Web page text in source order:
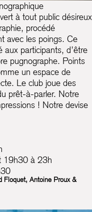
à tout public désireux
procédé
avec les poings. Ce
aux participants, d’être
pugnographe. Points
un espace de
Le club joue des
prêt-à-parler. Notre
! Notre devise
19h30 à 23h
Floquet, Antoine Proux &